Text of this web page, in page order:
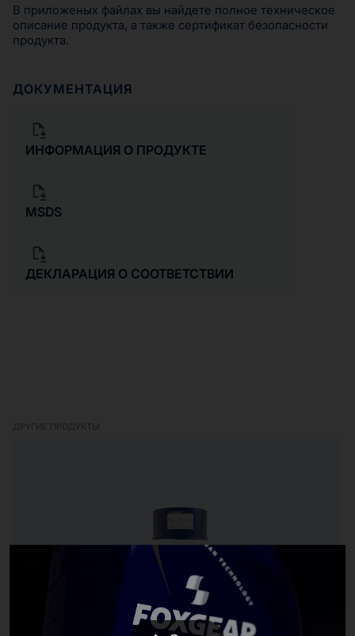
В приложеных файлах вы найдете полное техническое
описание продукта, а также сертификат безопасности
продукта.
ДОКУМЕНТАЦИЯ
ИНФОРМАЦИЯ О ПРОДУКТЕ
MSDS
ДЕКЛАРАЦИЯ О СООТВЕТСТВИИ
ДРУГИЕ ПРОДУКТЫ